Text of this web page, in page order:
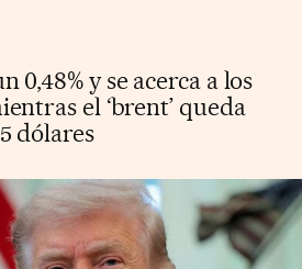
0,48% y se acerca a los
el ‘brent’ queda
dólares